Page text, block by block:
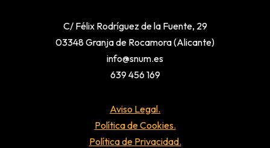
C/ Félix Rodríguez de la Fuente, 29
03348 Granja de Rocamora (Alicante)
info@snum.es
639 456 169
Aviso Legal.
Política de Cookies.
Política de Privacidad.